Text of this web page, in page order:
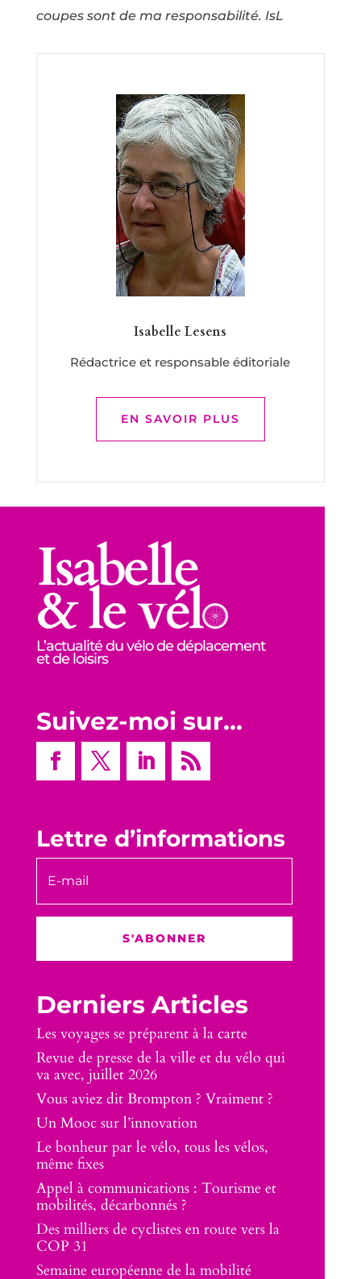
coupes sont de ma responsabilité. IsL
Isabelle Lesens
Rédactrice et responsable éditoriale
EN SAVOIR PLUS
L’actualité du vélo de déplacement
et de loisirs
Suivez-moi sur…
Lettre d’informations
S'ABONNER
Derniers Articles
Les voyages se préparent à la carte
Revue de presse de la ville et du vélo qui
va avec, juillet 2026
Vous aviez dit Brompton ? Vraiment ?
Un Mooc sur l’innovation
Le bonheur par le vélo, tous les vélos,
même fixes
Appel à communications : Tourisme et
mobilités, décarbonnés ?
Des milliers de cyclistes en route vers la
COP 31
Semaine européenne de la mobilité